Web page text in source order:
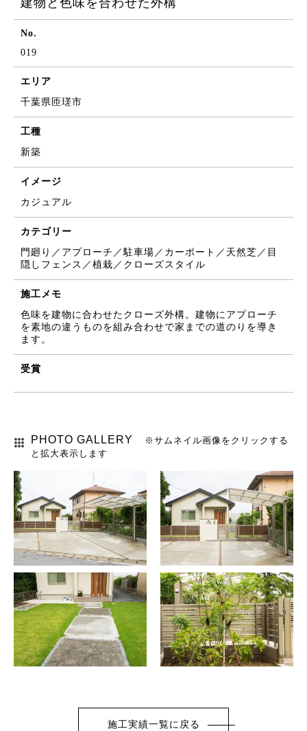
No.
019
エリア
千葉県匝瑳市
工種
新築
イメージ
カジュアル
カテゴリー
門廻り／アプローチ／駐車場／カーポート／天然芝／目
隠しフェンス／植栽／クローズスタイル
施工メモ
色味を建物に合わせたクローズ外構。建物にアプローチ
を素地の違うものを組み合わせで家までの道のりを導き
ます。
受賞
PHOTO GALLERY
※サムネイル画像をクリックする
と拡大表示します
施工実績一覧に戻る